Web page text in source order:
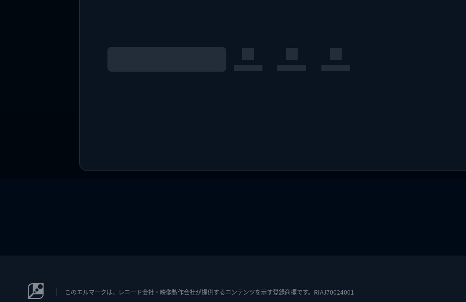
このエルマークは、レコード会社・映像製作会社が提供するコンテンツを示す登録商標です。RIAJ70024001